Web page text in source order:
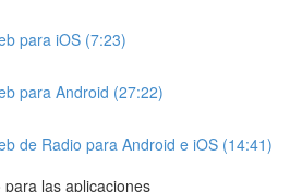
para iOS (7:23)
para Android (27:22)
de Radio para Android e iOS (14:41)
las aplicaciones